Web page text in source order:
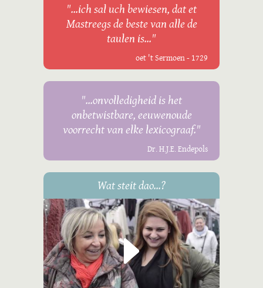
"...ich sal uch bewiesen, dat et
Mastreegs de beste van alle de
taulen is..."
oet 't Sermoen - 1729
"...onvolledigheid is het
onbetwistbare, eeuwenoude
voorrecht van elke lexicograaf."
Dr. H.J.E. Endepols
Wat steit dao...?